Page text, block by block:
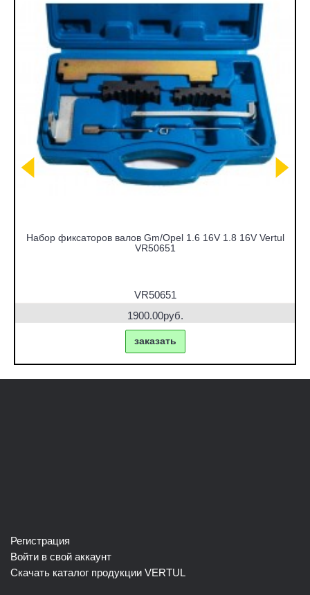
Набор фиксаторов валов Gm/Opel 1.6 16V 1.8 16V Vertul
VR50651
VR50651
1900.00руб.
заказать
Регистрация
Войти в свой аккаунт
Скачать каталог продукции VERTUL